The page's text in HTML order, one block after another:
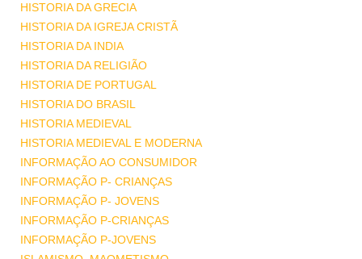
HISTORIA DA GRECIA
HISTORIA DA IGREJA CRISTÃ
HISTORIA DA INDIA
HISTORIA DA RELIGIÃO
HISTORIA DE PORTUGAL
HISTORIA DO BRASIL
HISTORIA MEDIEVAL
HISTORIA MEDIEVAL E MODERNA
INFORMAÇÃO AO CONSUMIDOR
INFORMAÇÃO P- CRIANÇAS
INFORMAÇÃO P- JOVENS
INFORMAÇÃO P-CRIANÇAS
INFORMAÇÃO P-JOVENS